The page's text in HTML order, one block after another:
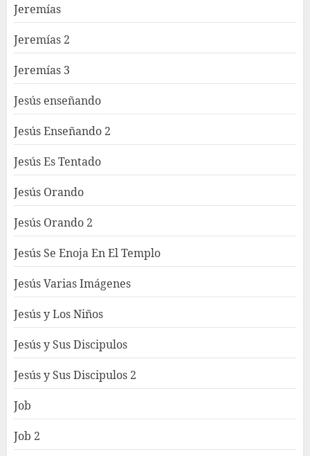
Jeremías
Jeremías 2
Jeremías 3
Jesús enseñando
Jesús Enseñando 2
Jesús Es Tentado
Jesús Orando
Jesús Orando 2
Jesús Se Enoja En El Templo
Jesús Varias Imágenes
Jesús y Los Niños
Jesús y Sus Discipulos
Jesús y Sus Discipulos 2
Job
Job 2